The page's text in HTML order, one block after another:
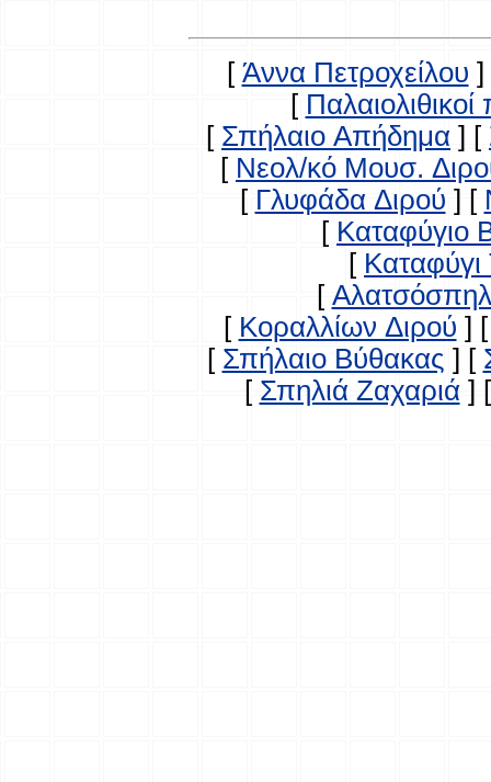
[ Άννα Πετροχείλου ]
[
[ Σπήλαιο Απήδημα ] [
[ Νεολ/κό Μουσ.
[ Γλυφάδα Διρού ] [
[ Καταφύγιο
[
[
[ Κοραλλίων Διρού ]
[ Σπήλαιο Βύθακας ] [
[ Σπηλιά Ζαχαριά]